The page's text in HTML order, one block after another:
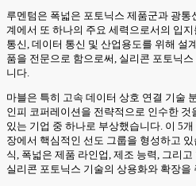
루멘텀은 폭넓은 포토닉스 제품군과 광통
계에서 또 하나의 주요 세력으로서의 입
통신, 데이터 통신 및 산업용도를 위해 설
품을 전문으로 함으로써, 실리콘 포토닉
니다.
마블은 특히 고속 데이터 상호 연결 기술
인피 코퍼레이션을 전략적으로 인수한 것
있는 기업 중 하나로 부상했습니다. 이 5
장에서 핵심적인 선도 그룹을 형성하고
식, 폭넓은 제품 라인업, 제조 능력, 그리
실리콘 포토닉스 기술의 상용화와 확장을